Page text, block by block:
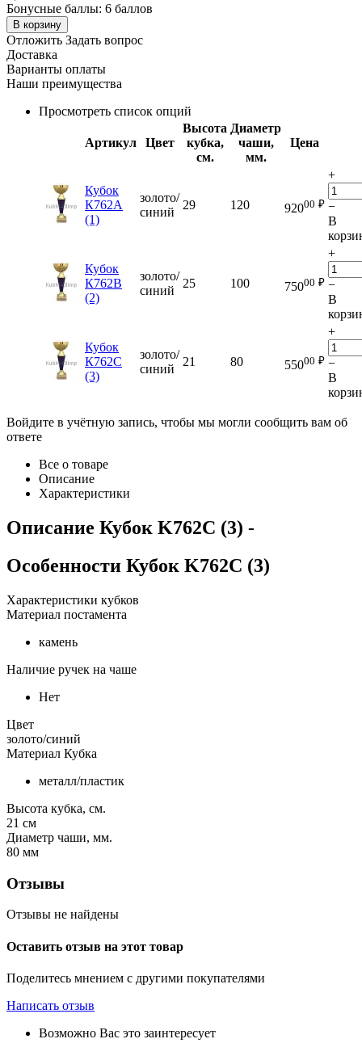
Бонусные баллы: 6 баллов
В корзину
Отложить Задать вопрос
Доставка
Варианты оплаты
Наши преимущества
Просмотреть список опций
Артикул Цвет
Высота
кубка,
см.
Диаметр
чаши,
мм.
Цена
Кубок
К762A
(1)
золото/
синий
29 120 92000 ₽
+
−
В
Кубок
К762B
(2)
золото/
синий
25 100 75000 ₽
+
−
В
Кубок
К762C
(3)
золото/
синий
21 80 55000 ₽
+
−
В
Войдите в учётную запись, чтобы мы могли сообщить вам об
ответе
Все о товаре
Описание
Характеристики
Описание Кубок K762C (3) -
Особенности Кубок K762C (3)
Характеристики кубков
Материал постамента
камень
Наличие ручек на чаше
Нет
Цвет
золото/синий
Материал Кубка
металл/пластик
Высота кубка, см.
21 см
Диаметр чаши, мм.
80 мм
Отзывы
Отзывы не найдены
Оставить отзыв на этот товар
Поделитесь мнением с другими покупателями
Написать отзыв
Возможно Вас это заинтересует